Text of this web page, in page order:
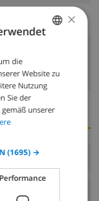
vor 21:00
DUTCH
SPANISH
GERMAN
ITALIAN
NORWEGIAN
×
die
Website zu
Nutzung
Sie der
unserer
(1695) →
Performance